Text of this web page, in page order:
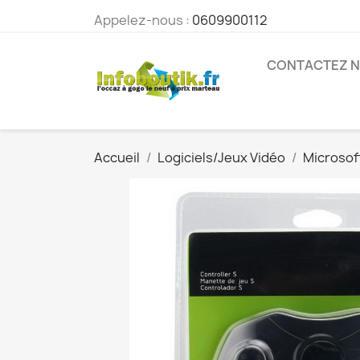
Appelez-nous : 0609900112
CONTACTEZ
Accueil Logiciels/Jeux Vidéo